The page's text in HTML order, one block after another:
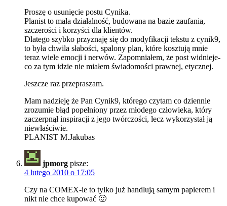
Proszę o usunięcie postu Cynika.
Planist to mała działalność, budowana na bazie zaufania,
szczerości i korzyści dla klientów.
Dlatego szybko przyznaję się do modyfikacji tekstu z cynik9,
to była chwila słabości, spalony plan, które kosztują mnie
teraz wiele emocji i nerwów. Zapomniałem, że post widnieje-
co za tym idzie nie miałem świadomości prawnej, etycznej.
Jeszcze raz przepraszam.
Mam nadzieję że Pan Cynik9, którego czytam co dziennie
zrozumie błąd popełniony przez młodego człowieka, który
zaczerpnął inspiracji z jego twórczości, lecz wykorzystał ją
niewłaściwie.
PLANIST M.Jakubas
jpmorg pisze:
4 lutego 2010 o 17:05
Czy na COMEX-ie to tylko już handlują samym papierem i
nikt nie chce kupować 🙂